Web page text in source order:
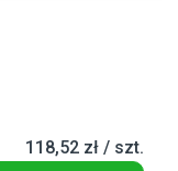
118,52 zł / szt.